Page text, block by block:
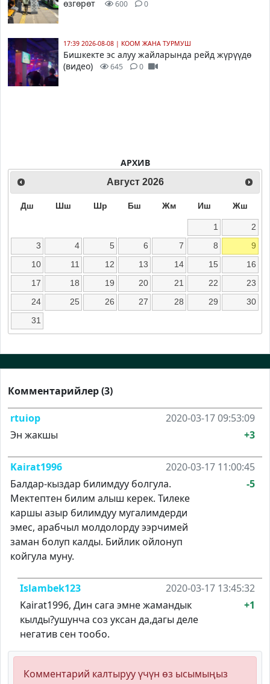
өзгөрөт
600 0
17:39 2026-08-08 | КООМ ЖАНА ТУРМУШ
Бишкекте эс алуу жайларында рейд жүрүүдө
(видео)
645 0
АРХИВ
Август 2026
Дш Шш Шр Бш Жм Иш Жш
1
2
3
4 5 6 7 8
9
10
11 12 13 14 15
16
17
18 19 20 21 22
23
24
25 26 27 28 29
30
31
Комментарийлер (3)
rtuiop
2020-03-17 09:53:09
Эн жакшы
+3
Kairat1996
2020-03-17 11:00:45
Балдар-кыздар билимдуу болгула.
Мектептен билим алыш керек. Тилеке
каршы азыр билимдуу мугалимдерди
эмес, арабчыл молдолорду ээрчимей
заман болуп калды. Бийлик ойлонуп
койгула муну.
-5
Islambek123
2020-03-17 13:45:32
Kairat1996, Дин сага эмне жамандык
кылды?ушунча соз уксан да,дагы деле
негатив сен тообо.
+1
Комментарий калтыруу үчүн өз ысымыңыз